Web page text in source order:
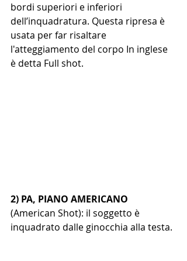
bordi superiori e inferiori
dell’inquadratura. Questa ripresa è
usata per far risaltare
l'atteggiamento del corpo In inglese
è detta Full shot.
2) PA, PIANO AMERICANO
(American Shot): il soggetto è
inquadrato dalle ginocchia alla testa.